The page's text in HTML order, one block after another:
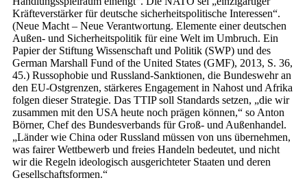
Kräfteverstärker für deutsche sicherheitspolitische Interessen“.
(Neue Macht – Neue Verantwortung. Elemente einer deutschen
Außen- und Sicherheitspolitik für eine Welt im Umbruch. Ein
Papier der Stiftung Wissenschaft und Politik (SWP) und des
German Marshall Fund of the United States (GMF), 2013, S. 36,
45.) Russophobie und Russland-Sanktionen, die Bundeswehr an
den EU-Ostgrenzen, stärkeres Engagement in Nahost und Afrika
folgen dieser Strategie. Das TTIP soll Standards setzen, „die wir
zusammen mit den USA heute noch prägen können,“ so Anton
Börner, Chef des Bundesverbands für Groß- und Außenhandel.
„Länder wie China oder Russland müssen von uns übernehmen,
was fairer Wettbewerb und freies Handeln bedeutet, und nicht
wir die Regeln ideologisch ausgerichteter Staaten und deren
Gesellschaftsformen.“